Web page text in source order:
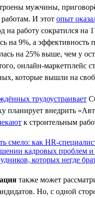
мужчины,
И этот опыт
на работу сократился на
на 9%, а эффективность
на 25% выше, чем у
онлайн-маркетплейс
которые вышли на
трудоустраивает
планирует внедрить
к строительным
также может
Но, с одной